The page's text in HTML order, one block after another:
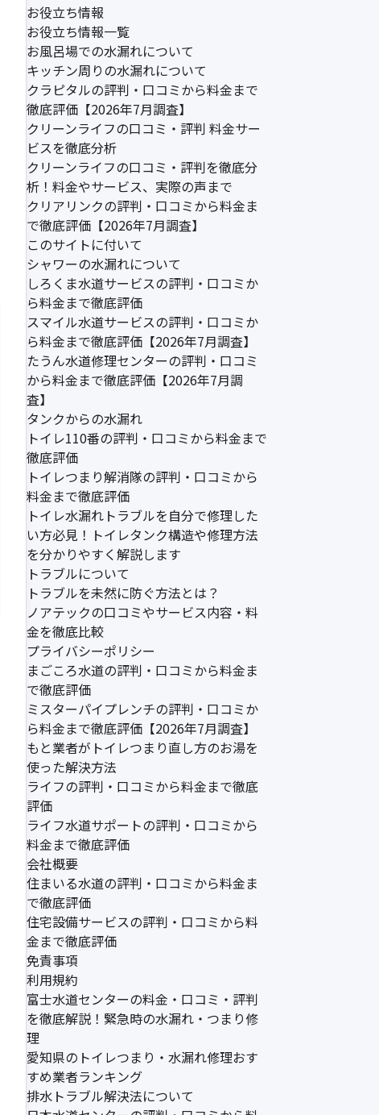
お役立ち情報
お役立ち情報一覧
お風呂場での水漏れについて
キッチン周りの水漏れについて
クラピタルの評判・口コミから料金まで
徹底評価【2026年7月調査】
クリーンライフの口コミ・評判 料金サー
ビスを徹底分析
クリーンライフの口コミ・評判を徹底分
析！料金やサービス、実際の声まで
クリアリンクの評判・口コミから料金ま
で徹底評価【2026年7月調査】
このサイトに付いて
シャワーの水漏れについて
しろくま水道サービスの評判・口コミか
ら料金まで徹底評価
スマイル水道サービスの評判・口コミか
ら料金まで徹底評価【2026年7月調査】
たうん水道修理センターの評判・口コミ
から料金まで徹底評価【2026年7月調
査】
タンクからの水漏れ
トイレ110番の評判・口コミから料金まで
徹底評価
トイレつまり解消隊の評判・口コミから
料金まで徹底評価
トイレ水漏れトラブルを自分で修理した
い方必見！トイレタンク構造や修理方法
を分かりやすく解説します
トラブルについて
トラブルを未然に防ぐ方法とは？
ノアテックの口コミやサービス内容・料
金を徹底比較
プライバシーポリシー
まごころ水道の評判・口コミから料金ま
で徹底評価
ミスターパイプレンチの評判・口コミか
ら料金まで徹底評価【2026年7月調査】
もと業者がトイレつまり直し方のお湯を
使った解決方法
ライフの評判・口コミから料金まで徹底
評価
ライフ水道サポートの評判・口コミから
料金まで徹底評価
会社概要
住まいる水道の評判・口コミから料金ま
で徹底評価
住宅設備サービスの評判・口コミから料
金まで徹底評価
免責事項
利用規約
富士水道センターの料金・口コミ・評判
を徹底解説！緊急時の水漏れ・つまり修
理
愛知県のトイレつまり・水漏れ修理おす
すめ業者ランキング
排水トラブル解決法について